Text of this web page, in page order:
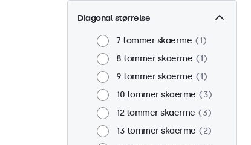
Diagonal størrelse
7 tommer skaerme
1
8 tommer skaerme
1
9 tommer skaerme
1
10 tommer skaerme
3
12 tommer skaerme
3
13 tommer skaerme
2